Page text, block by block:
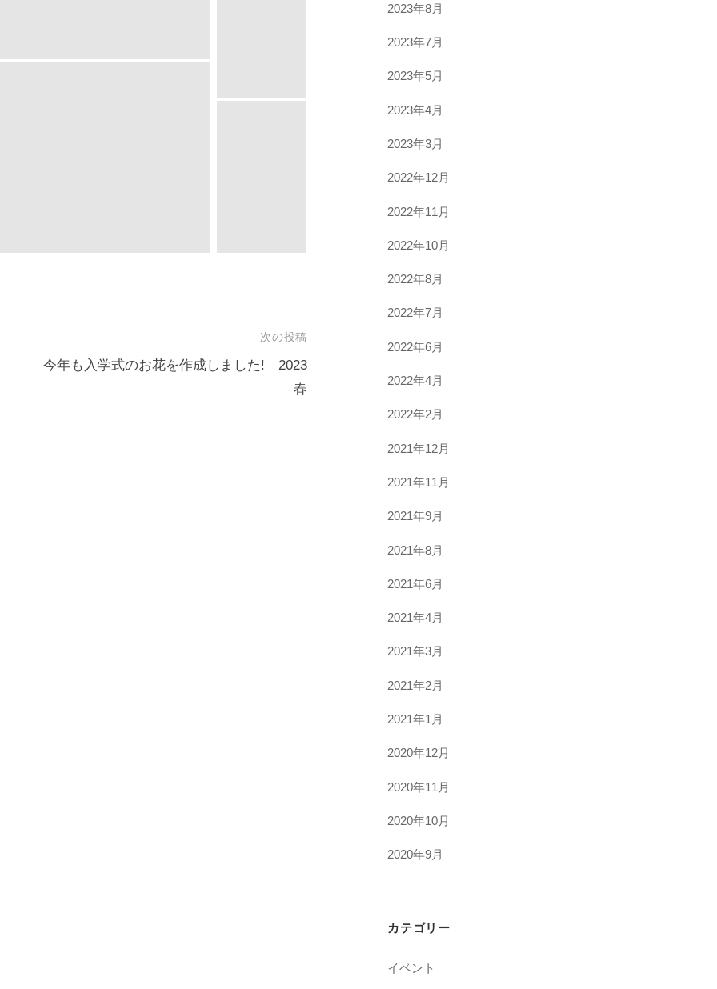
次の投稿
今年も入学式のお花を作成しました! 2023
春
2023年8月
2023年7月
2023年5月
2023年4月
2023年3月
2022年12月
2022年11月
2022年10月
2022年8月
2022年7月
2022年6月
2022年4月
2022年2月
2021年12月
2021年11月
2021年9月
2021年8月
2021年6月
2021年4月
2021年3月
2021年2月
2021年1月
2020年12月
2020年11月
2020年10月
2020年9月
カテゴリー
イベント